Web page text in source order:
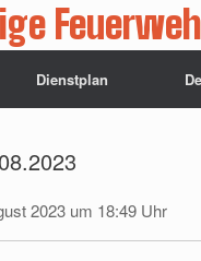
Dienstplan
2023 um 18:49 Uhr